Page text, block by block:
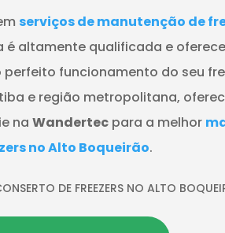
serviços de manutenção de
é altamente qualificada e
funcionamento do seu
e região metropolitana,
na Wandertec para a melhor
no Alto Boqueirão.
DE FREEZERS NO ALTO